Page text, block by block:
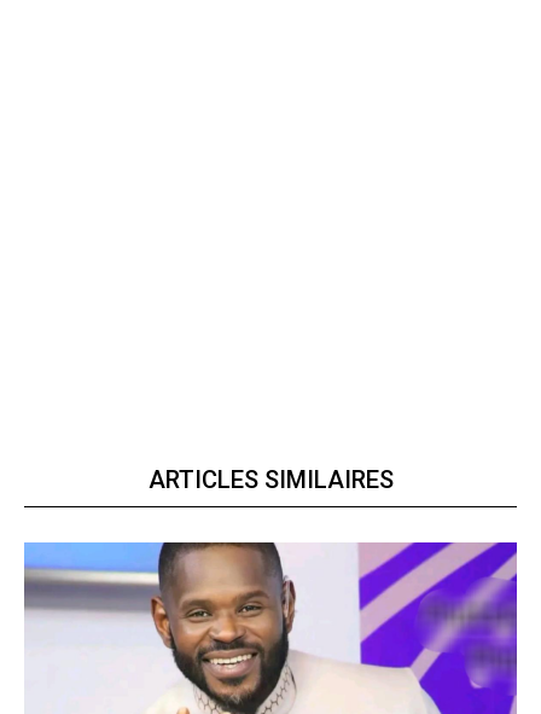
ARTICLES SIMILAIRES